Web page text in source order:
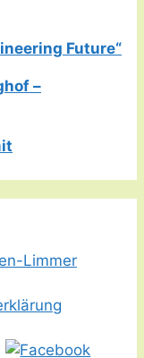
Future“
–
Limmer